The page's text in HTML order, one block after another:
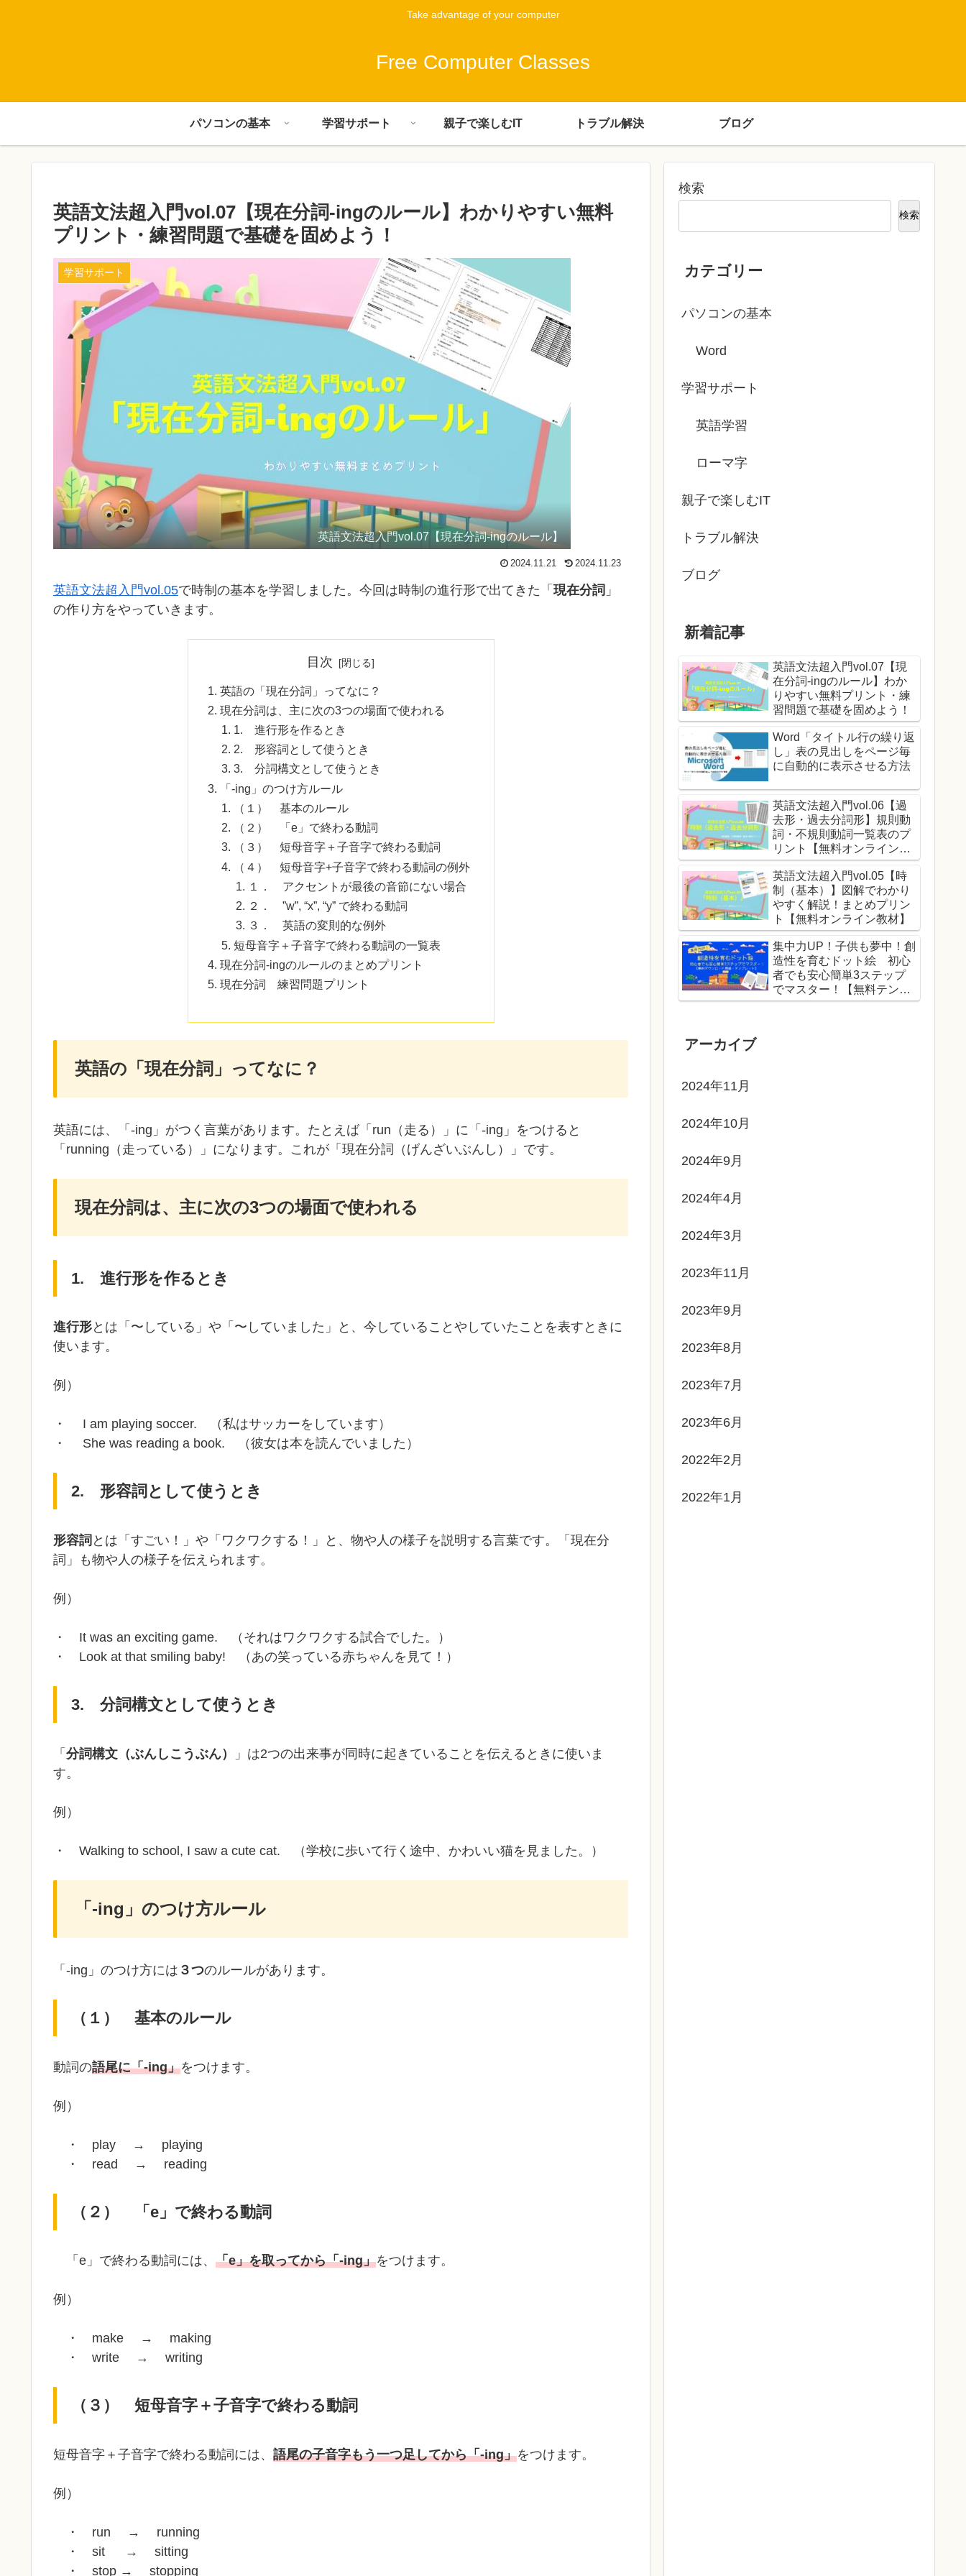
Take advantage of your computer
Free Computer Classes
パソコンの基本 学習サポート 親子で楽しむIT トラブル解決 ブログ
英語文法超入門vol.07【現在分詞-ingのルール】わかりやすい無料
プリント・練習問題で基礎を固めよう！
学習サポート
英語文法超入門vol.07【現在分詞-ingのルール】
2024.11.21 2024.11.23
英語文法超入門vol.05で時制の基本を学習しました。今回は時制の進行形で出てきた「 現在分詞 」
の作り方をやっていきます。
目次
英語の「現在分詞」ってなに？
現在分詞は、主に次の3つの場面で使われる
1. 進行形を作るとき
2. 形容詞として使うとき
3. 分詞構文として使うとき
「-ing」のつけ方ルール
（１） 基本のルール
（２） 「e」で終わる動詞
（３） 短母音字＋子音字で終わる動詞
（４） 短母音字+子音字で終わる動詞の例外
１． アクセントが最後の音節にない場合
２． ”w”, “x”, “y” で終わる動詞
３． 英語の変則的な例外
短母音字＋子音字で終わる動詞の一覧表
現在分詞-ingのルールのまとめプリント
現在分詞 練習問題プリント
英語の「現在分詞」ってなに？
英語には、「-ing」がつく言葉があります。たとえば「run（走る）」に「-ing」をつけると
「running（走っている）」になります。これが「現在分詞（げんざいぶんし）」です。
現在分詞は、主に次の3つの場面で使われる
1. 進行形を作るとき
進行形とは「〜している」や「〜していました」と、今していることやしていたことを表すときに
使います。
例）
・ I am playing soccer. （私はサッカーをしています）
・ She was reading a book. （彼女は本を読んでいました）
2. 形容詞として使うとき
形容詞 とは「すごい！」や「ワクワクする！」と、物や人の様子を説明する言葉です。「現在分
詞」も物や人の様子を伝えられます。
例）
・ It was an exciting game. （それはワクワクする試合でした。）
・ Look at that smiling baby! （あの笑っている赤ちゃんを見て！）
3. 分詞構文として使うとき
「 分詞構文（ぶんしこうぶん）
」は2つの出来事が同時に起きていることを伝えるときに使いま
す。
例）
・ Walking to school, I saw a cute cat. （学校に歩いて行く途中、かわいい猫を見ました。）
「-ing」のつけ方ルール
「-ing」のつけ方には ３つのルールがあります。
（１） 基本のルール
動詞の語尾に「-ing」をつけます。
例）
・ play → playing
・ read → reading
（２） 「e」で終わる動詞
「e」で終わる動詞には、 「e」を取ってから「-ing」をつけます。
例）
・ make → making
・ write → writing
（３） 短母音字＋子音字で終わる動詞
短母音字＋子音字で終わる動詞には、 語尾の子音字もう一つ足してから「-ing」をつけます。
例）
・ run → running
・ sit → sitting
・ stop → stopping
検索
検索
カテゴリー
パソコンの基本
Word
学習サポート
英語学習
ローマ字
親子で楽しむIT
トラブル解決
ブログ
新着記事
英語文法超入門vol.07【現
在分詞-ingのルール】わか
りやすい無料プリント・練
習問題で基礎を固めよう！
Word「タイトル行の繰り返
し」表の見出しをページ毎
に自動的に表示させる方法
英語文法超入門vol.06【過
去形・過去分詞形】規則動
詞・不規則動詞一覧表のプ
リント【無料オンライン教
材】
英語文法超入門vol.05【時
制（基本）】図解でわかり
やすく解説！まとめプリン
ト【無料オンライン教材】
集中力UP！子供も夢中！創
造性を育むドット絵 初心
者でも安心簡単3ステップ
でマスター！【無料テンプ
レートでドット絵に挑戦】
アーカイブ
2024年11月
2024年10月
2024年9月
2024年4月
2024年3月
2023年11月
2023年9月
2023年8月
2023年7月
2023年6月
2022年2月
2022年1月